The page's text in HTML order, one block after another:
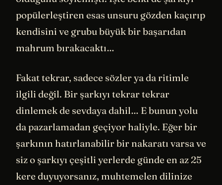
popülerleştiren esas unsuru gözden kaçırıp
kendisini ve grubu büyük bir başarıdan
mahrum bırakacaktı…
Fakat tekrar, sadece sözler ya da ritimle
ilgili değil. Bir şarkıyı tekrar tekrar
dinlemek de sevdaya dahil… E bunun yolu
da pazarlamadan geçiyor haliyle. Eğer bir
şarkının hatırlanabilir bir nakaratı varsa ve
siz o şarkıyı çeşitli yerlerde günde en az 25
kere duyuyorsanız, muhtemelen dilinize